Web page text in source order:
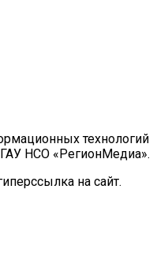
НСО «РегионМедиа».
на сайт.